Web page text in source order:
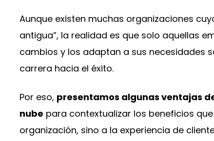
Aunque existen muchas organizaciones
antigua”, la realidad es que solo aquellas
cambios y los adaptan a sus necesidades
carrera hacia el éxito.
Por eso, presentamos algunas ventajas
nube para contextualizar los beneficios
organización, sino a la experiencia de